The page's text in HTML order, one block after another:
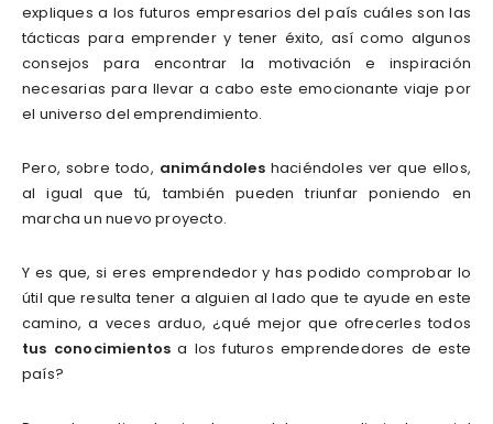
expliques a los futuros empresarios del país cuáles son las
tácticas para emprender y tener éxito, así como algunos
consejos para encontrar la motivación e inspiración
necesarias para llevar a cabo este emocionante viaje por
el universo del emprendimiento.
Pero, sobre todo, animándoles haciéndoles ver que ellos,
al igual que tú, también pueden triunfar poniendo en
marcha un nuevo proyecto.
Y es que, si eres emprendedor y has podido comprobar lo
útil que resulta tener a alguien al lado que te ayude en este
camino, a veces arduo, ¿qué mejor que ofrecerles todos
tus conocimientos a los futuros emprendedores de este
país?